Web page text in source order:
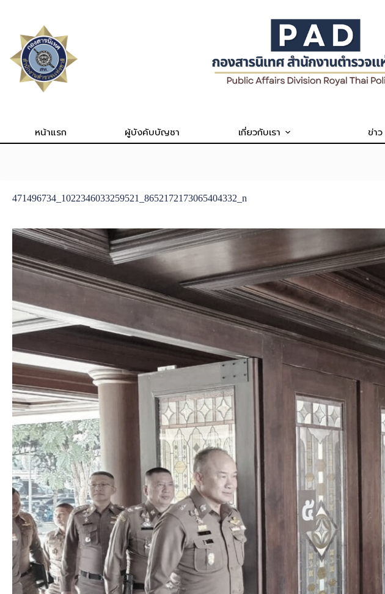
content
หน้าแรก ผู้บังคับบัญชา เกี่ยวกับเรา ข่าว
471496734_1022346033259521_8652172173065404332_n